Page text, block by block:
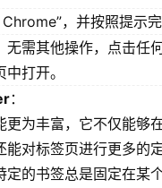
，并按照提示完
无需其他操作，点击任
打开。
：
更为丰富，它不仅能够
对标签页进行更多的
定的书签总是固定在某